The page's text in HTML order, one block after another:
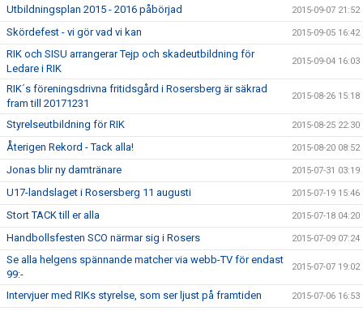
Utbildningsplan 2015 - 2016 påbörjad 2015-09-07 21:52
Skördefest - vi gör vad vi kan 2015-09-05 16:42
RIK och SISU arrangerar Tejp och skadeutbildning för
Ledare i RIK
2015-09-04 16:03
RIK´s föreningsdrivna fritidsgård i Rosersberg är säkrad
fram till 20171231
2015-08-26 15:18
Styrelseutbildning för RIK 2015-08-25 22:30
Återigen Rekord - Tack alla! 2015-08-20 08:52
Jonas blir ny damtränare 2015-07-31 03:19
U17-landslaget i Rosersberg 11 augusti 2015-07-19 15:46
Stort TACK till er alla 2015-07-18 04:20
Handbollsfesten SCO närmar sig i Rosers 2015-07-09 07:24
Se alla helgens spännande matcher via webb-TV för endast
99:-
2015-07-07 19:02
Intervjuer med RIKs styrelse, som ser ljust på framtiden 2015-07-06 16:53